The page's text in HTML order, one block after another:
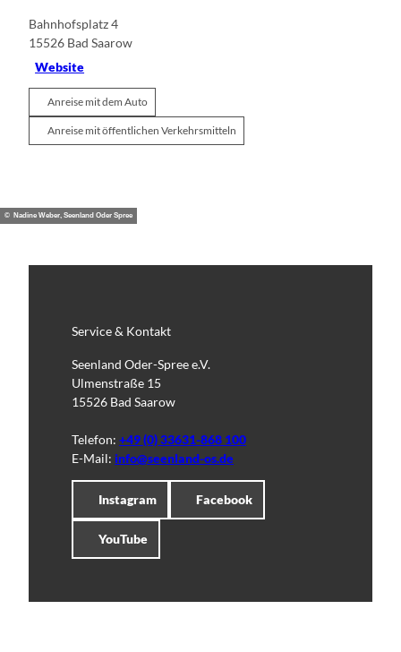
Bahnhofsplatz 4
15526 Bad Saarow
Website
Anreise mit dem Auto
Anreise mit öffentlichen Verkehrsmitteln
© Nadine Weber, Seenland Oder Spree
Service & Kontakt
Seenland Oder-Spree e.V.
Ulmenstraße 15
15526 Bad Saarow
Telefon: +49 (0) 33631-868 100
E-Mail: info@seenland-os.de
Instagram Facebook
YouTube